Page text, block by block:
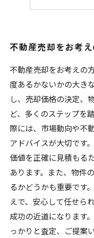
不動産売却をお考
不動産売却をお考えの
度あるかないかの大き
し、売却価格の決定、
ど、多くのステップを
際には、市場動向や不
アドバイスが大切です
価値を正確に見積もる
あります。また、物件
るかどうかも重要です
えで、安心して任せら
成功の近道になります
っかりと査定、ご提案